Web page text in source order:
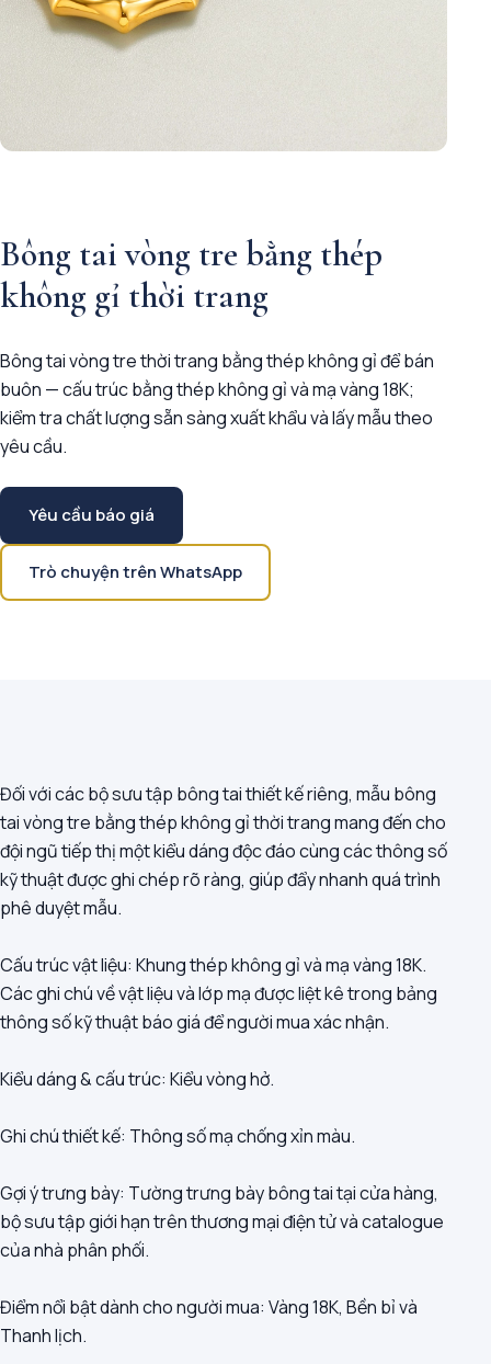
Bông tai vòng tre bằng thép
không gỉ thời trang
Bông tai vòng tre thời trang bằng thép không gỉ để bán
buôn — cấu trúc bằng thép không gỉ và mạ vàng 18K;
kiểm tra chất lượng sẵn sàng xuất khẩu và lấy mẫu theo
yêu cầu.
Yêu cầu báo giá
Trò chuyện trên WhatsApp
Đối với các bộ sưu tập bông tai thiết kế riêng, mẫu bông
tai vòng tre bằng thép không gỉ thời trang mang đến cho
đội ngũ tiếp thị một kiểu dáng độc đáo cùng các thông số
kỹ thuật được ghi chép rõ ràng, giúp đẩy nhanh quá trình
phê duyệt mẫu.
Cấu trúc vật liệu: Khung thép không gỉ và mạ vàng 18K.
Các ghi chú về vật liệu và lớp mạ được liệt kê trong bảng
thông số kỹ thuật báo giá để người mua xác nhận.
Kiểu dáng & cấu trúc: Kiểu vòng hở.
Ghi chú thiết kế: Thông số mạ chống xỉn màu.
Gợi ý trưng bày: Tường trưng bày bông tai tại cửa hàng,
bộ sưu tập giới hạn trên thương mại điện tử và catalogue
của nhà phân phối.
Điểm nổi bật dành cho người mua: Vàng 18K, Bền bỉ và
Thanh lịch.